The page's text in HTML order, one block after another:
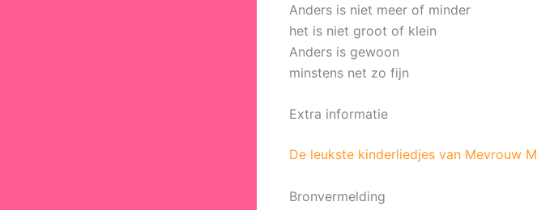
Anders is niet meer of minder
het is niet groot of klein
Anders is gewoon
minstens net zo fijn
Extra informatie
De leukste kinderliedjes van Mevrouw M
Bronvermelding